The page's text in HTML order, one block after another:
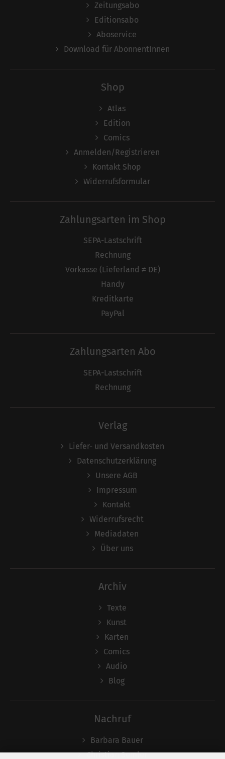
Zeitungsabo
Editionsabo
Aboservice
Download für AbonnentInnen
Shop
Atlas
Edition
Comics
Anmelden/Registrieren
Kontakt Shop
Widerrufsformular
Zahlungsarten im Shop
SEPA-Lastschrift
Rechnung
Vorkasse (Lieferland ≠ DE)
Handy
Kreditkarte
PayPal
Zahlungsarten Abo
SEPA-Lastschrift
Rechnung
Verlag
Liefer- und Versandkosten
Datenschutzerklärung
Unsere AGB
Impressum
Kontakt
Widerrufsrecht
Mediadaten
Über uns
Archiv
Texte
Kunst
Karten
Comics
Audio
Blog
Nachruf
Barbara Bauer
Christian Semler